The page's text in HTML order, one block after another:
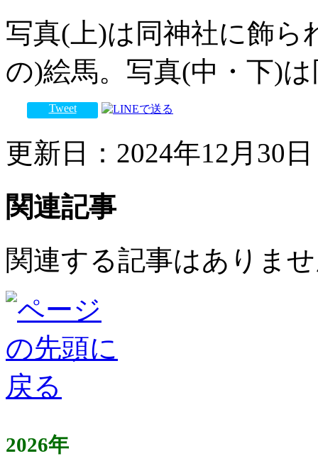
写真(上)は同神社に飾ら
の)絵馬。写真(中・下)
Tweet
更新日：2024年12月30
関連記事
関連する記事はありま
2026年